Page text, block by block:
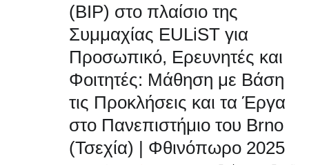
(BIP) στο πλαίσιο της
Συμμαχίας EULiST για
Προσωπικό, Ερευνητές και
Φοιτητές: Μάθηση με Βάση
τις Προκλήσεις και τα Έργα
στο Πανεπιστήμιο του Brno
(Τσεχία) | Φθινόπωρο 2025